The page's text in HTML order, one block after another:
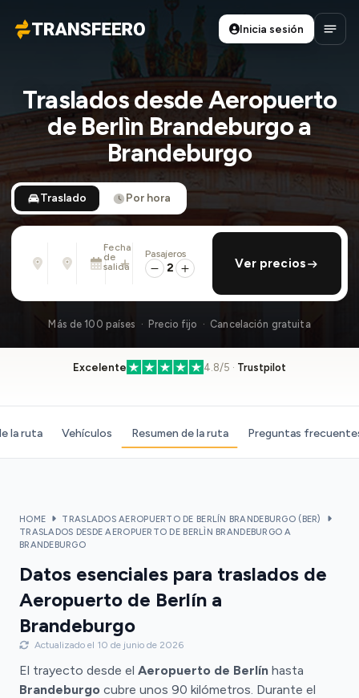
Transfeero
Inicia sesión
Abrir
Traslados desde Aeropuerto
de Berlìn Brandeburgo a
Brandeburgo
Traslado Por hora
Desde
Dirección, aeropuerto, hotel, ...
Hasta
Dirección, aeropuerto, hotel, ...
Fecha
de
salida
Dom., 9 Ago. · 01:45 PM
añadir regreso
Pasajeros
2 Ver precios
Más de 100 países · Precio fijo · Cancelación gratuita
Excelente 4.8/5 · Trustpilot
la ruta Vehículos Resumen de la ruta Preguntas
HOME
TRASLADOS AEROPUERTO DE BERLÍN BRANDEBURGO (BER)
TRASLADOS DESDE AEROPUERTO DE BERLÌN BRANDEBURGO A
BRANDEBURGO
Datos esenciales para traslados de
Aeropuerto de Berlín a
Brandeburgo
Actualizado el 10 de junio de 2026
El trayecto desde el Aeropuerto de Berlín hasta
Brandeburgo cubre unos 90 kilómetros. Durante el